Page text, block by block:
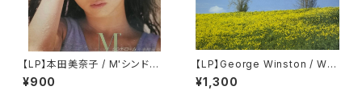
【LP】本田美奈子 / M'シンドロ
ーム
¥900
【LP】George Winston / Win
ter Into Spring
¥1,300